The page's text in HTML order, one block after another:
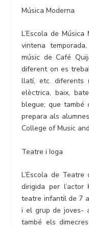
Música Moderna
L’Escola de
vintena
músic de Café
diferent on es
llatí, etc. diferents
elèctrica, baix,
blegue; que també
prepara als
College of Music
Teatre i Ioga
L’Escola de
dirigida per
teatre infantil de 7
i el grup de joves-
també els